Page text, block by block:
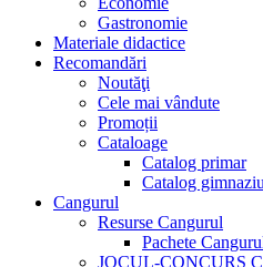
Gastronomie
Materiale didactice
Recomandări
Noutăţi
Cele mai vândute
Promoții
Cataloage
Catalog primar
Catalog gimnaziu
Cangurul
Resurse Cangurul
Pachete
JOCUL-CONCURS